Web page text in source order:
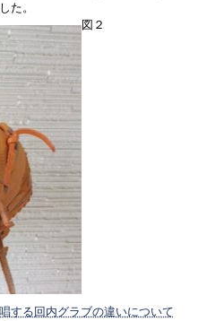
た。
図２
する回内グラブの違いについて